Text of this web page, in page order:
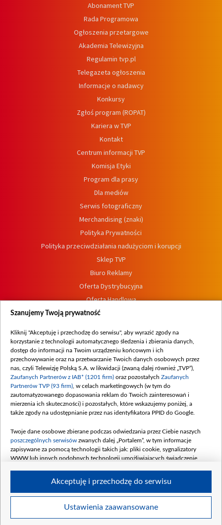
Abonament TVP
Rada Programowa
Ogłoszenia przetargowe
Akademia Telewizyjna
Regulamin tvp.pl
Telegazeta ogłoszenia
Informacje o nadawcy
Konkursy
Zgłoś program (ROPAT)
Kariera w TVP
Kontakt
Centrum informacji TVP
Komisja Etyki
Program dla prasy
Dla mediów
Serwis fotograficzny
Merchandising (znaki)
Polityka Prywatności
Polityka przeciwdziałania nadużyciom i korupcji
Sklep TVP
Biuro Reklamy
Oferta Dystrybucyjna
Oferta Handlowa
Dostępność
Procedura zgłoszeń wewnętrznych
© 2026 Telewizja Polska S. A. w likwidacji
Szanujemy Twoją prywatność
Kliknij "Akceptuję i przechodzę do serwisu", aby wyrazić zgody na
korzystanie z technologii automatycznego śledzenia i zbierania danych,
dostęp do informacji na Twoim urządzeniu końcowym i ich
przechowywanie oraz na przetwarzanie Twoich danych osobowych przez
nas, czyli Telewizję Polską S.A. w likwidacji (zwaną dalej również „TVP”),
Zaufanych Partnerów z IAB* (1201 firm) oraz pozostałych Zaufanych
Partnerów TVP (93 firm) , w celach marketingowych (w tym do
zautomatyzowanego dopasowania reklam do Twoich zainteresowań i
mierzenia ich skuteczności) i pozostałych, które wskazujemy poniżej, a
także zgody na udostępnianie przez nas identyfikatora PPID do Google.
Twoje dane osobowe zbierane podczas odwiedzania przez Ciebie naszych
poszczególnych serwisów zwanych dalej „Portalem”, w tym informacje
zapisywane za pomocą technologii takich jak: pliki cookie, sygnalizatory
WWW lub innych podobnych technologii umożliwiających świadczenie
Twoje dane osobowe zbierane podczas odwiedzania przez Ciebie
Ustawienia zaawansowane
Akceptuję i przechodzę do serwisu